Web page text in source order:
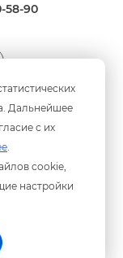
Дальнейшее
с их
.
cookie,
настройки
2026 гг.
58-90